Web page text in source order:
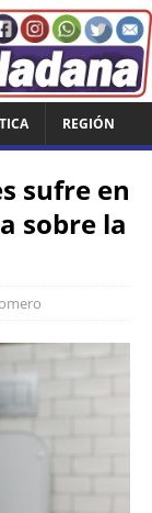
REGIÓN
sufre en
sobre la